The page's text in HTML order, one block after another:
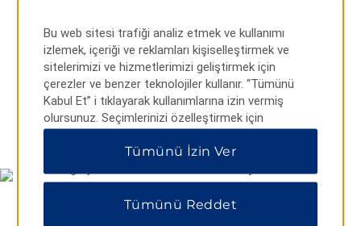
HARITA VE YOL TARIFLERI
Bu web sitesi trafiği analiz etmek ve kullanımı
izlemek, içeriği ve reklamları kişiselleştirmek ve
sitelerimizi ve hizmetlerimizi geliştirmek için
çerezler ve benzer teknolojiler kullanır. “Tümünü
Kabul Et” i tıklayarak kullanımlarına izin vermiş
olursunuz. Seçimlerinizi özelleştirmek için
“Tercihleri Yönet” veya yalnızca gerekli çerezlere
izin vermek için “Tümünü Reddet” i tıklayabilirsiniz.
Tümünü İzin Ver
Tümünü Reddet